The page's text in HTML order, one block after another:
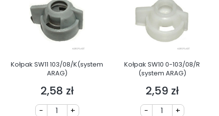
Kołpak SW11 103/08/K(system
ARAG)
Cena
2,58 zł
- +
Kołpak SW10 0-103/08/R
(system ARAG)
Cena
2,59 zł
- +